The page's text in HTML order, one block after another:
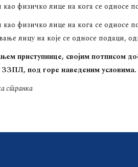
физичко лице на кога се односе
као физичко лице на кога се односе
лицу на које се односе подаци,
приступнице, својим потписом
под горе наведеним условима.
странка